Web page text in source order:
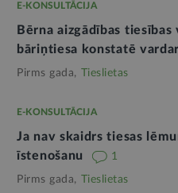
E-KONSULTĀCIJA
Bērna aizgādības
bāriņtiesa konstatē
Pirms gada, Tieslietas
E-KONSULTĀCIJA
Ja nav skaidrs tiesas
īstenošanu
1
Pirms gada, Tieslietas